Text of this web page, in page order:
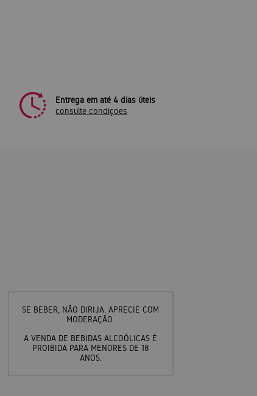
Entrega em até 4 dias úteis
consulte condiçoes
SE BEBER, NÃO DIRIJA. APRECIE COM
MODERAÇÃO.
A VENDA DE BEBIDAS ALCOÓLICAS É
PROIBIDA PARA MENORES DE 18
ANOS.